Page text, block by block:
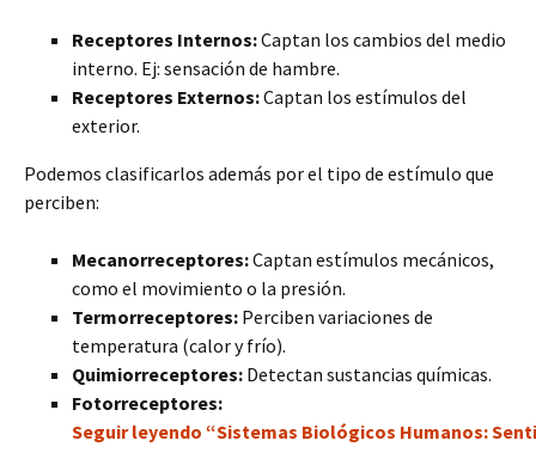
Receptores Internos:Captan los cambios del medio
interno. Ej: sensación de hambre.
Receptores Externos:Captan los estímulos del
exterior.
Podemos clasificarlos además por el tipo de estímulo que
perciben:
Mecanorreceptores:Captan estímulos mecánicos,
como el movimiento o la presión.
Termorreceptores: Perciben variaciones de
temperatura (calor y frío).
Quimiorreceptores: Detectan sustancias químicas.
Fotorreceptores:
Seguir leyendo “Sistemas Biológicos Humanos: